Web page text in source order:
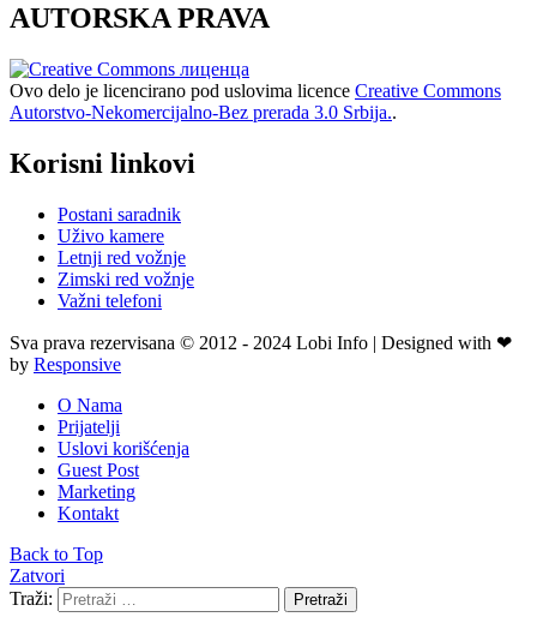
AUTORSKA PRAVA
Ovo delo je licencirano pod uslovima licence Creative Commons
Autorstvo-Nekomercijalno-Bez prerada 3.0 Srbija..
Korisni linkovi
Postani saradnik
Uživo kamere
Letnji red vožnje
Zimski red vožnje
Važni telefoni
Sva prava rezervisana © 2012 - 2024 Lobi Info | Designed with ❤
by Responsive
O Nama
Prijatelji
Uslovi korišćenja
Guest Post
Marketing
Kontakt
Back to Top
Zatvori
Traži:
Pretraži